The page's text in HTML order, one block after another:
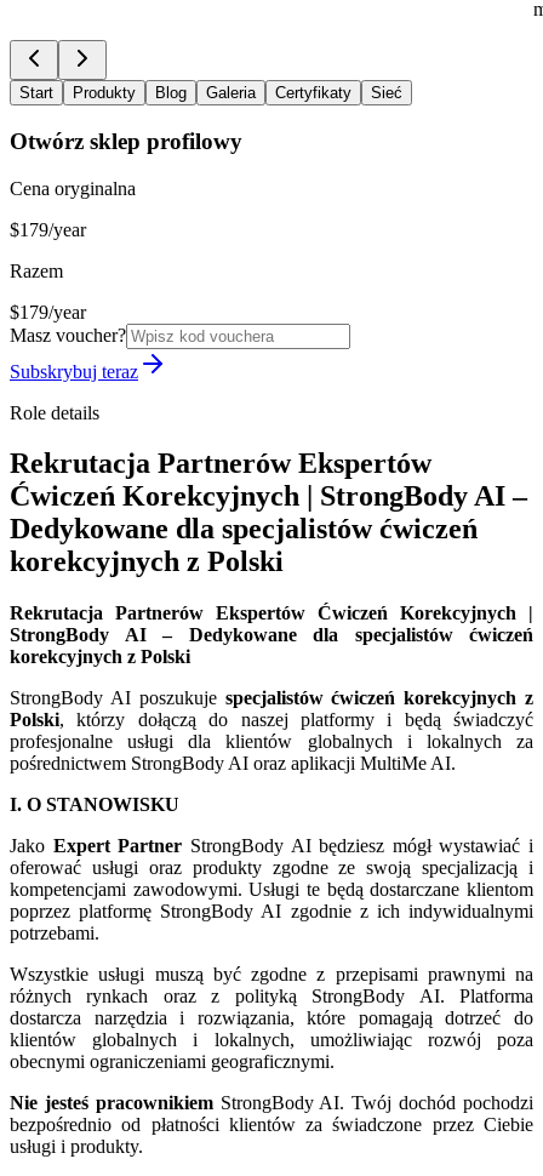
Start Produkty Blog Galeria Certyfikaty Sieć
Otwórz sklep profilowy
Cena oryginalna
$179/year
Razem
$179/year
Masz voucher?
Subskrybuj teraz
Role details
Rekrutacja Partnerów Ekspertów
Ćwiczeń Korekcyjnych | StrongBody AI –
Dedykowane dla specjalistów ćwiczeń
korekcyjnych z Polski
Rekrutacja Partnerów Ekspertów Ćwiczeń Korekcyjnych |
StrongBody AI – Dedykowane dla specjalistów ćwiczeń
korekcyjnych z Polski
StrongBody AI poszukuje specjalistów ćwiczeń korekcyjnych z
Polski, którzy dołączą do naszej platformy i będą świadczyć
profesjonalne usługi dla klientów globalnych i lokalnych za
pośrednictwem StrongBody AI oraz aplikacji MultiMe AI.
I. O STANOWISKU
Jako Expert Partner StrongBody AI będziesz mógł wystawiać i
oferować usługi oraz produkty zgodne ze swoją specjalizacją i
kompetencjami zawodowymi. Usługi te będą dostarczane klientom
poprzez platformę StrongBody AI zgodnie z ich indywidualnymi
potrzebami.
Wszystkie usługi muszą być zgodne z przepisami prawnymi na
różnych rynkach oraz z polityką StrongBody AI. Platforma
dostarcza narzędzia i rozwiązania, które pomagają dotrzeć do
klientów globalnych i lokalnych, umożliwiając rozwój poza
obecnymi ograniczeniami geograficznymi.
Nie jesteś pracownikiemStrongBody AI. Twój dochód pochodzi
bezpośrednio od płatności klientów za świadczone przez Ciebie
usługi i produkty.